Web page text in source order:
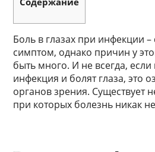
Боль в глазах при инфекции –
симптом, однако причин у
быть много. И не всегда, если
инфекция и болят глаза, это
органов зрения. Существует
при которых болезнь никак